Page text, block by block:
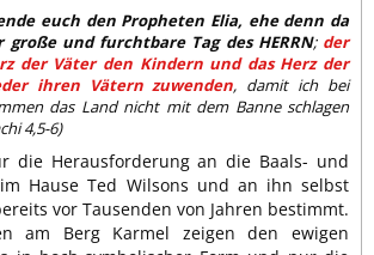
euch den Propheten Elia, ehe denn da
große und furchtbare Tag des HERRN; der
der Väter den Kindern und das Herz der
ihren Vätern zuwenden, damit ich bei
das Land nicht mit dem Banne schlagen
4,5-6)
die Herausforderung an die Baals- und
Hause Ted Wilsons und an ihn selbst
vor Tausenden von Jahren bestimmt.
am Berg Karmel zeigen den ewigen